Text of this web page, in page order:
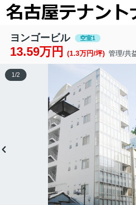
ヨンゴービル 空室1
13.59万円 (1.3万円/坪) 管理/共
1/2